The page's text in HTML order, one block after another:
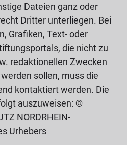
Dateien ganz oder
Dritter unterliegen. Bei
Grafiken, Text- oder
die nicht zu
redaktionellen Zwecken
sollen, muss die
kontaktiert werden. Die
auszuweisen: ©
NORDRHEIN-
Urhebers